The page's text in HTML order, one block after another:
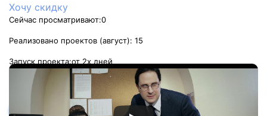
Хочу скидку
Сейчас просматривают:0
Реализовано проектов (август): 15
Запуск проекта:от 2х дней
Стоимость услуги: от 9 руб/мин
Заказать услугу